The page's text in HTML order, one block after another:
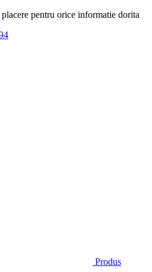
pentru orice informatie dorita
Produs